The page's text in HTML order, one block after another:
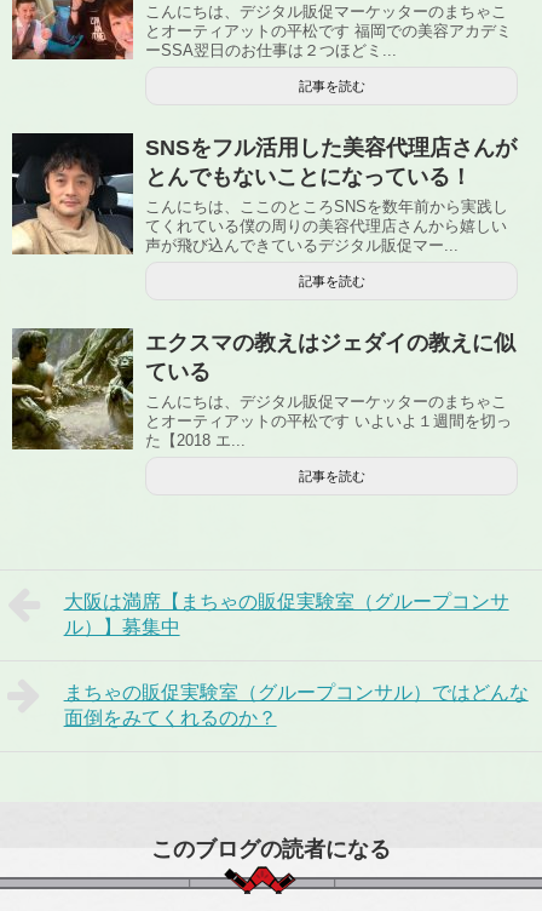
こんにちは、デジタル販促マーケッターのまちゃこ
とオーティアットの平松です 福岡での美容アカデミ
ーSSA翌日のお仕事は２つほどミ...
記事を読む
SNSをフル活用した美容代理店さんが
とんでもないことになっている！
こんにちは、ここのところSNSを数年前から実践し
てくれている僕の周りの美容代理店さんから嬉しい
声が飛び込んできているデジタル販促マー...
記事を読む
エクスマの教えはジェダイの教えに似
ている
こんにちは、デジタル販促マーケッターのまちゃこ
とオーティアットの平松です いよいよ１週間を切っ
た【2018 エ...
記事を読む
大阪は満席【まちゃの販促実験室（グループコンサ
ル）】募集中
まちゃの販促実験室（グループコンサル）ではどんな
面倒をみてくれるのか？
このブログの読者になる